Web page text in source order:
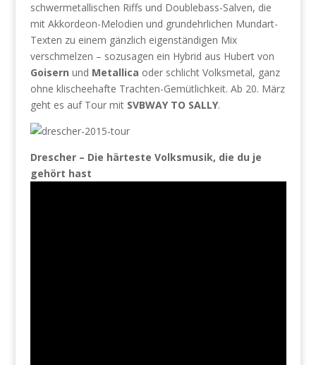
schwermetallischen Riffs und Doublebass-Salven, die
mit Akkordeon-Melodien und grundehrlichen Mundart-
Texten zu einem gänzlich eigenständigen Mix
verschmelzen – sozusagen ein Hybrid aus Hubert von
Goisern und Metallica oder schlicht Volksmetal, ganz
ohne klischeehafte Trachten-Gemütlichkeit. Ab 20. März
geht es auf Tour mit SVBWAY TO SALLY.
Drescher – Die härteste Volksmusik, die du je
gehört hast